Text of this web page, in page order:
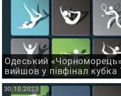
Одеський
вийшов у півфінал кубка
30.10.2023